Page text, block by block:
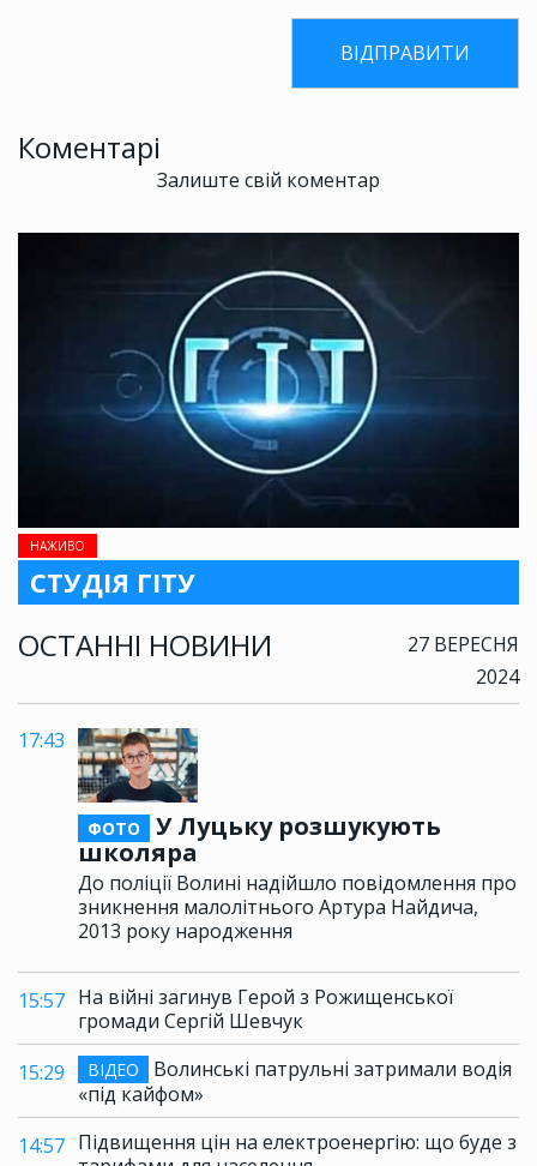
НАЖИВО
СТУДІЯ ГІТУ
ОСТАННІ НОВИНИ
27 ВЕРЕСНЯ
2024
17:43
ФОТО
У Луцьку розшукують
школяра
До поліції Волині надійшло повідомлення про
зникнення малолітнього Артура Найдича,
2013 року народження
15:57 На війні загинув Герой з Рожищенської
громади Сергій Шевчук
15:29
ВІДЕО
Волинські патрульні затримали водія
«під кайфом»
14:57 Підвищення цін на електроенергію: що буде з
Коментарі
Залиште свій коментар